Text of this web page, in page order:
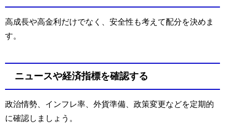
高成長や高金利だけでなく、安全性も考えて配分を決めま
す。
ニュースや経済指標を確認する
政治情勢、インフレ率、外貨準備、政策変更などを定期的
に確認しましょう。